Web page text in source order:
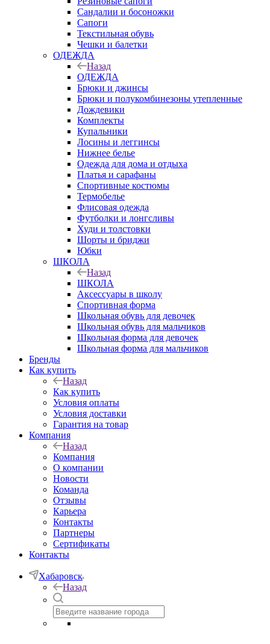
Сандалии и босоножки
Сапоги
Текстильная обувь
Чешки и балетки
ОДЕЖДА
Назад
ОДЕЖДА
Брюки и джинсы
Брюки и полукомбинезоны утепленные
Дождевики
Комплекты
Купальники
Лосины и леггинсы
Нижнее белье
Одежда для дома и отдыха
Платья и сарафаны
Спортивные костюмы
Термобелье
Флисовая одежда
Футболки и лонгсливы
Худи и толстовки
Шорты и бриджи
Юбки
ШКОЛА
Назад
ШКОЛА
Аксессуары в школу
Спортивная форма
Школьная обувь для девочек
Школьная обувь для мальчиков
Школьная форма для девочек
Школьная форма для мальчиков
Бренды
Как купить
Назад
Как купить
Условия оплаты
Условия доставки
Гарантия на товар
Компания
Назад
Компания
О компании
Новости
Команда
Отзывы
Карьера
Контакты
Партнеры
Сертификаты
Контакты
Хабаровск
Назад